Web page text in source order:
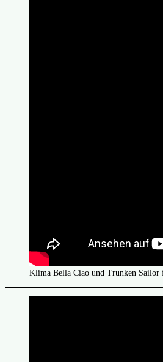
Klima Bella Ciao und Trunken Sailor